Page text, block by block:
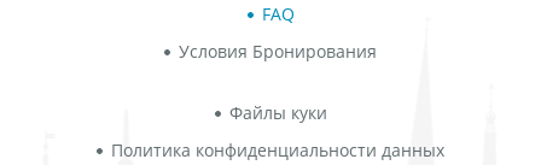
FAQ
Условия Бронирования
Файлы куки
Политика конфиденциальности данных